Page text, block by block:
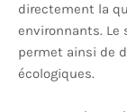
directement la
environnants. Le
permet ainsi de
écologiques.